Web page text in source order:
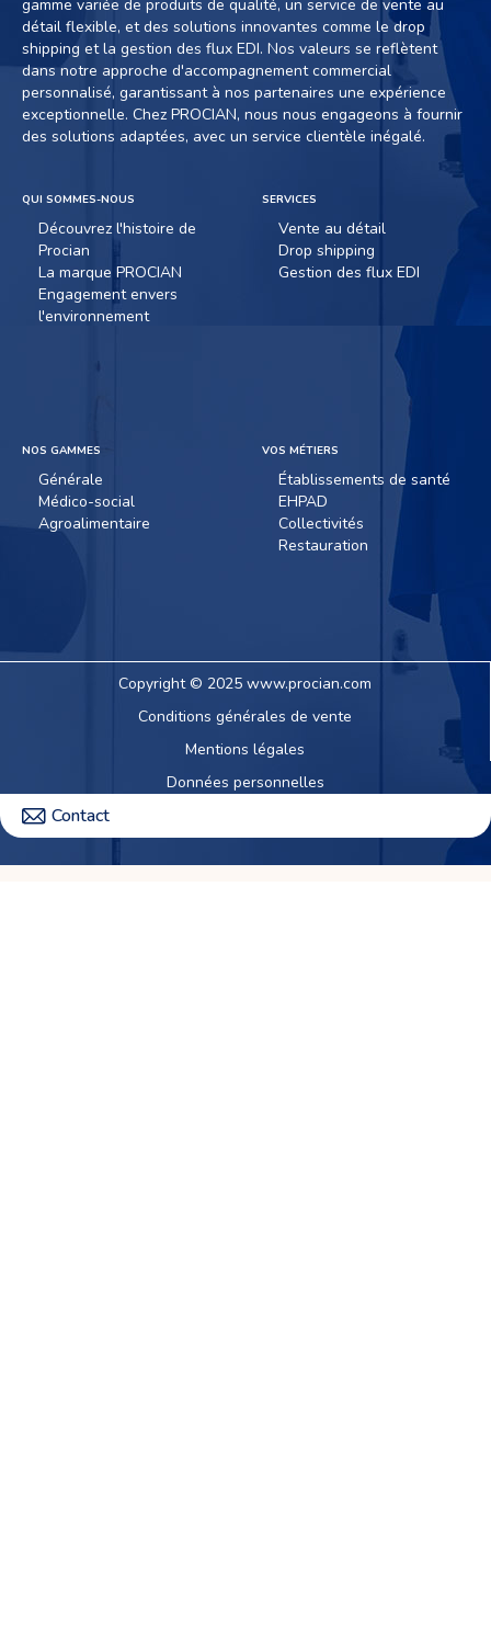
gamme variée de produits de qualité, un service de vente au
détail flexible, et des solutions innovantes comme le drop
shipping et la gestion des flux EDI. Nos valeurs se reflètent
dans notre approche d'accompagnement commercial
personnalisé, garantissant à nos partenaires une expérience
exceptionnelle. Chez PROCIAN, nous nous engageons à fournir
des solutions adaptées, avec un service clientèle inégalé.
QUI SOMMES-NOUS
Découvrez l'histoire de
Procian
La marque PROCIAN
Engagement envers
l'environnement
SERVICES
Vente au détail
Drop shipping
Gestion des flux EDI
NOS GAMMES
Générale
Médico-social
Agroalimentaire
VOS MÉTIERS
Établissements de santé
EHPAD
Collectivités
Restauration
Copyright © 2025 www.procian.com
Conditions générales de vente
Mentions légales
Données personnelles
Contact